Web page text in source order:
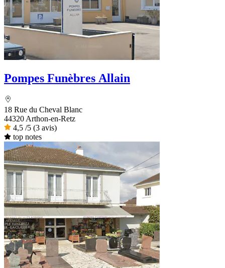
Pompes Funèbres Allain
18 Rue du Cheval Blanc
44320 Arthon-en-Retz
4,5 /5 (3 avis)
top notes